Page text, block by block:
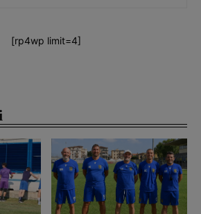
[rp4wp limit=4]